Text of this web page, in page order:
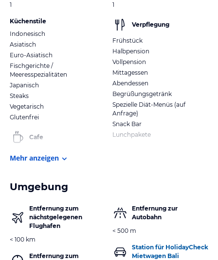
1
Küchenstile
Indonesisch
Asiatisch
Euro-Asiatisch
Fischgerichte /
Meeresspezialitäten
Japanisch
Steaks
Vegetarisch
Glutenfrei
Cafe
1
Verpflegung
Frühstück
Halbpension
Vollpension
Mittagessen
Abendessen
Begrüßungsgetränk
Spezielle Diät-Menüs (auf
Anfrage)
Snack Bar
Lunchpakete
Mehr anzeigen
Umgebung
Entfernung zum
nächstgelegenen
Flughafen
< 100 km
Entfernung zum
Entfernung zur
Autobahn
< 500 m
Station für HolidayCheck
Mietwagen Bali